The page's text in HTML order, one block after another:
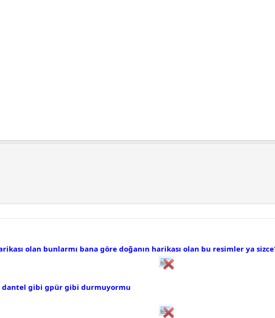
olan bunlarmı bana göre doğanın harikası olan bu resimler ya
dantel gibi gpür gibi durmuyormu